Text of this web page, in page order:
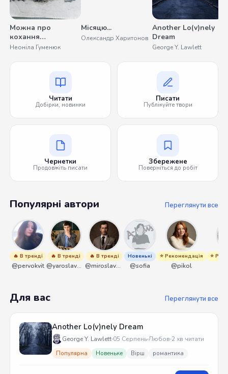
Можна про
кохання
помовчати
Неоніла Гуменюк
Місяцю...
Олександр Харитонов
Another Lo(v)nely
Dream
George Y. Lawlett
Читати
Добірки, новинки
Писати
Публікуйте твори
Чернетки
Продовжіть писати
Збережене
Поверніться до робіт
Популярні автори Переглянути все
🔥 В тренді
@pervokvit
🔥 В тренді
@yaroslavbrunko
🔥 В тренді
@miroslavmaniyk
Новенькі
@sofia
⭐ Рекомендація
@pikol
⭐
Для вас Переглянути все
Another Lo(v)nely Dream
George Y. Lawlett 05 СерпеньЛюбов 2 хв читати
Популярна Новеньке Вірш романтика